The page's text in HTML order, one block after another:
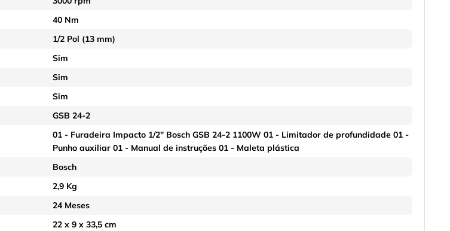
40 Nm
1/2 Pol (13 mm)
Sim
Sim
Sim
GSB 24-2
01 - Furadeira Impacto 1/2" Bosch GSB 24-2 1100W 01 - Limitador de profundidade 01 -
Punho auxiliar 01 - Manual de instruções 01 - Maleta plástica
Bosch
2,9 Kg
24 Meses
22 x 9 x 33,5 cm